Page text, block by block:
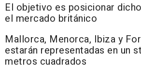
El objetivo es posicionar
el mercado británico
Mallorca, Menorca, Ibiza y
estarán representadas en un
metros cuadrados